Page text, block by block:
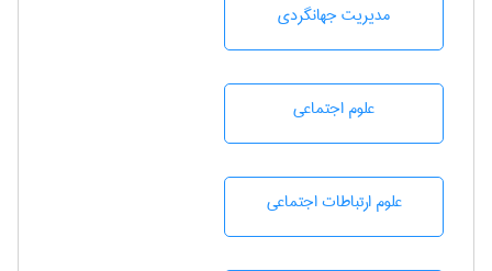
مديريت جهانگردی
علوم اجتماعی
علوم ارتباطات اجتماعی